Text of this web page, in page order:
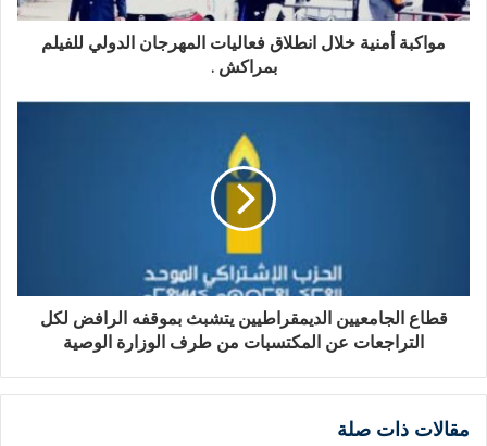
مواكبة أمنية خلال انطلاق فعاليات المهرجان الدولي للفيلم
بمراكش .
قطاع الجامعيين الديمقراطيين يتشبث بموقفه الرافض لكل
التراجعات عن المكتسبات من طرف الوزارة الوصية
مقالات ذات صلة